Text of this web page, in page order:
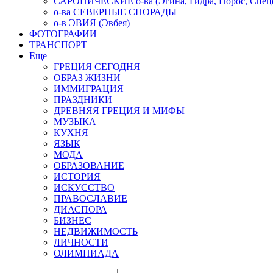
о-ва СЕВЕРНЫЕ СПОРАДЫ
о-в ЭВИЯ (Эвбея)
ФОТОГРАФИИ
ТРАНСПОРТ
Еще
ГРЕЦИЯ СЕГОДНЯ
ОБРАЗ ЖИЗНИ
ИММИГРАЦИЯ
ПРАЗДНИКИ
ДРЕВНЯЯ ГРЕЦИЯ И МИФЫ
МУЗЫКА
КУХНЯ
ЯЗЫК
МОДА
ОБРАЗОВАНИЕ
ИСТОРИЯ
ИСКУССТВО
ПРАВОСЛАВИЕ
ДИАСПОРА
БИЗНЕС
НЕДВИЖИМОСТЬ
ЛИЧНОСТИ
ОЛИМПИАДА